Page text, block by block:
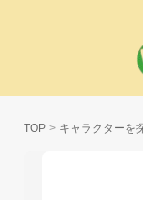
TOP キャラクターを